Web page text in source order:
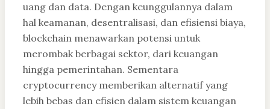
uang dan data. Dengan keunggulannya dalam
hal keamanan, desentralisasi, dan efisiensi biaya,
blockchain menawarkan potensi untuk
merombak berbagai sektor, dari keuangan
hingga pemerintahan. Sementara
cryptocurrency memberikan alternatif yang
lebih bebas dan efisien dalam sistem keuangan